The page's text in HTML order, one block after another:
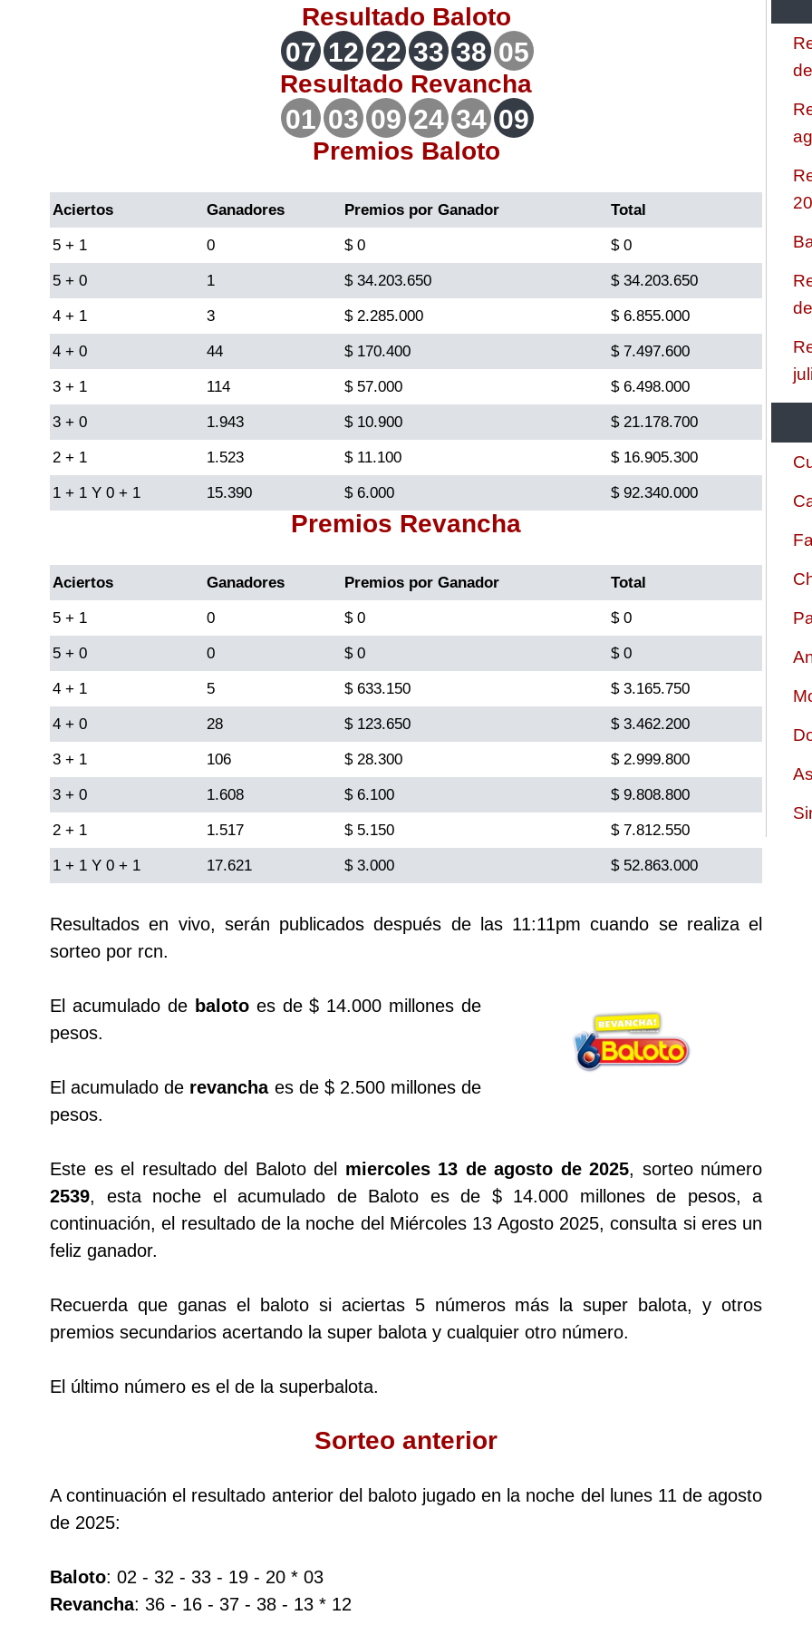
Lotería de Bogotá
Lotería de Risaralda
Lotería de Medellín
Lotería de Santander
Lotería del Cauca
Lotería de Boyaca
Antioqueñita Día
Antioqueñita Tarde
Astro Luna
Cafeterito Tarde
Cafeterito Noche
Caribeña Noche
Culona día
Culona noche
Dorado Tarde
Dorado Noche
Fantástica Noche
Motilon Noche
Resultado Baloto
07 12 22 33 38 05
Resultado Revancha
01 03 09 24 34 09
Premios Baloto
Aciertos Ganadores Premios por Ganador Total
5 + 1 0 $ 0 $ 0
5 + 0 1 $ 34.203.650 $ 34.203.650
4 + 1 3 $ 2.285.000 $ 6.855.000
4 + 0 44 $ 170.400 $ 7.497.600
3 + 1 114 $ 57.000 $ 6.498.000
3 + 0 1.943 $ 10.900 $ 21.178.700
2 + 1 1.523 $ 11.100 $ 16.905.300
1 + 1 Y 0 + 1 15.390 $ 6.000 $ 92.340.000
Premios Revancha
Aciertos Ganadores Premios por Ganador Total
5 + 1 0 $ 0 $ 0
5 + 0 0 $ 0 $ 0
4 + 1 5 $ 633.150 $ 3.165.750
4 + 0 28 $ 123.650 $ 3.462.200
3 + 1 106 $ 28.300 $ 2.999.800
3 + 0 1.608 $ 6.100 $ 9.808.800
2 + 1 1.517 $ 5.150 $ 7.812.550
1 + 1 Y 0 + 1 17.621 $ 3.000 $ 52.863.000
Resultados en vivo, serán publicados después de las 11:11pm cuando se realiza el
sorteo por rcn.
El acumulado de balotoes de $ 14.000 millones de
pesos.
El acumulado de revanchaes de $ 2.500 millones de
pesos.
Este es el resultado del Baloto del miercoles 13 de agosto de 2025, sorteo número
2539, esta noche el acumulado de Baloto es de $ 14.000 millones de pesos, a
continuación, el resultado de la noche del Miércoles 13 Agosto 2025, consulta si eres un
feliz ganador.
Recuerda que ganas el baloto si aciertas 5 números más la super balota, y otros
premios secundarios acertando la super balota y cualquier otro número.
El último número es el de la superbalota.
Sorteo anterior
A continuación el resultado anterior del baloto jugado en la noche del lunes 11 de agosto
de 2025:
Baloto: 02 - 32 - 33 - 19 - 20 * 03
Revancha: 36 - 16 - 37 - 38 - 13 * 12